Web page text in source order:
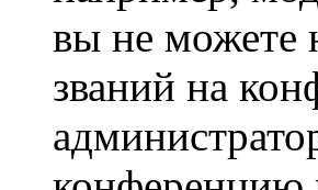
вы не можете
званий на